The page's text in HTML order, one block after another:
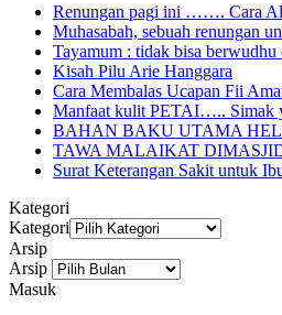
Renungan pagi ini ……. Cara
Muhasabah, sebuah renungan
Tayamum : tidak bisa
Kisah Pilu Arie Hanggara
Cara Membalas Ucapan Fii
Manfaat kulit PETAI….. Simak
BAHAN BAKU UTAMA
TAWA MALAIKAT
Surat Keterangan Sakit untuk
Kategori
Kategori
Arsip
Arsip
Masuk